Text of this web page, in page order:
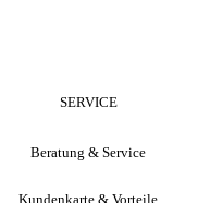
SERVICE
Beratung & Service
Kundenkarte & Vorteile